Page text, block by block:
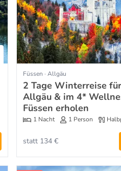
Füssen · Allgäu
2 Tage Winterreise
Allgäu & im 4*
Füssen erholen
1 Nacht 1 Person
statt 134 €